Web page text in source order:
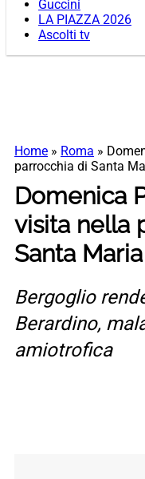
Guccini
LA PIAZZA 2026
Ascolti tv
Home » Roma »
parrocchia di Santa
Domenica
visita nella
Santa
Bergoglio
Berardino,
amiotrofica